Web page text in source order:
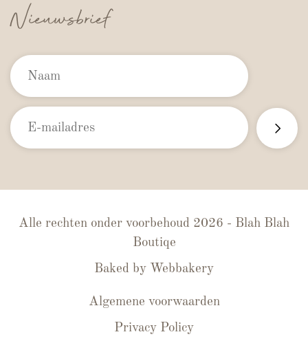
Nieuwsbrief
Alle rechten onder voorbehoud 2026 - Blah Blah
Boutiqe
Baked by Webbakery
Algemene voorwaarden
Privacy Policy